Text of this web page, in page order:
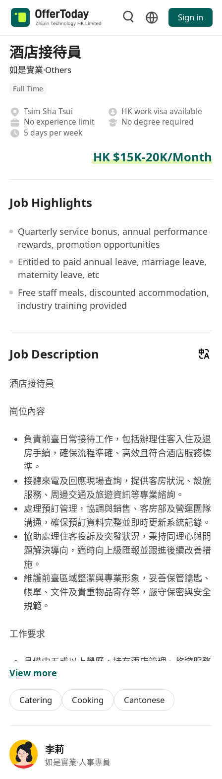
Sign in
酒店接待員
如是實業·Others
Full Time
Tsim Sha Tsui
HK work visa available
No experience limit
No degree required
5 days per week
HK $15K-20K/Month
Job Highlights
Quarterly service bonus, annual performance
rewards, promotion opportunities
Entitled to paid annual leave, marriage leave,
maternity leave, etc
Free staff meals, discounted accommodation,
industry training provided
Job Description
酒店接待員
崗位內容
負責前臺日常接待工作，包括辦理住客入住及退
房手續，確保流程準確、高效且符合酒店服務標
準。
接聽來電及回應現場查詢，提供客房狀況、設施
服務、周邊交通及旅遊資訊等專業諮詢。
處理預訂管理，協調與銷售、客房部及營運團隊
溝通，確保預訂資料完整並即時更新系統記錄。
協助處理住客投訴及突發狀況，秉持同理心與問
題解決導向，適時向上級匯報並跟進後續改善措
施。
維護前臺區域整潔與專業形象，妥善保管鑰匙、
帳單、文件及貴重物品寄存等，嚴守保密與安全
規範。
工作要求
具備中五或以上學歷，持有酒店管理、旅遊服務
或相關領域證書者優先考慮；歡迎具潛質之應屆
畢業生申請。
能流利使用粵語及普通話進行溝通，具備基本英
時段保持禮貌、專注與服務熱忱。
熟悉常用辦公軟件（如Microsoft Word、
Excel）及酒店管理系統（PMS）操作者為佳；
View more
Catering Cooking Cantonese
李莉
如是實業·人事專員